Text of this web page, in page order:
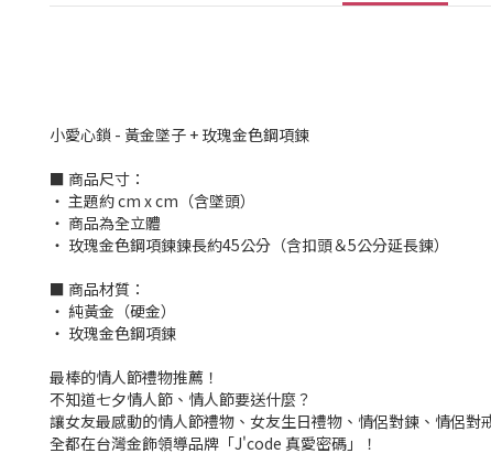
小愛心鎖 - 黃金墜子 + 玫瑰金色鋼項鍊
■ 商品尺寸：
‧ 主題約 cm x cm（含墜頭）
‧ 商品為全立體
‧ 玫瑰金色鋼項鍊鍊長約45公分（含扣頭＆5公分延長鍊）
■ 商品材質：
‧ 純黃金（硬金）
‧ 玫瑰金色鋼項鍊
最棒的情人節禮物推薦！
不知道七夕情人節、情人節要送什麼？
讓女友最感動的情人節禮物、女友生日禮物、情侶對鍊、情侶對
全都在台灣金飾領導品牌「J'code 真愛密碼」！